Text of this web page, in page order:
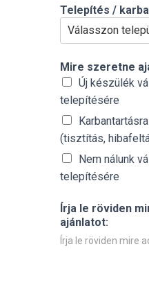
Telepítés /
Mire szeretne
Új készülék
telepítésére
(tisztítás,
Nem nálunk
telepítésére
Írja le röviden
ajánlatot: